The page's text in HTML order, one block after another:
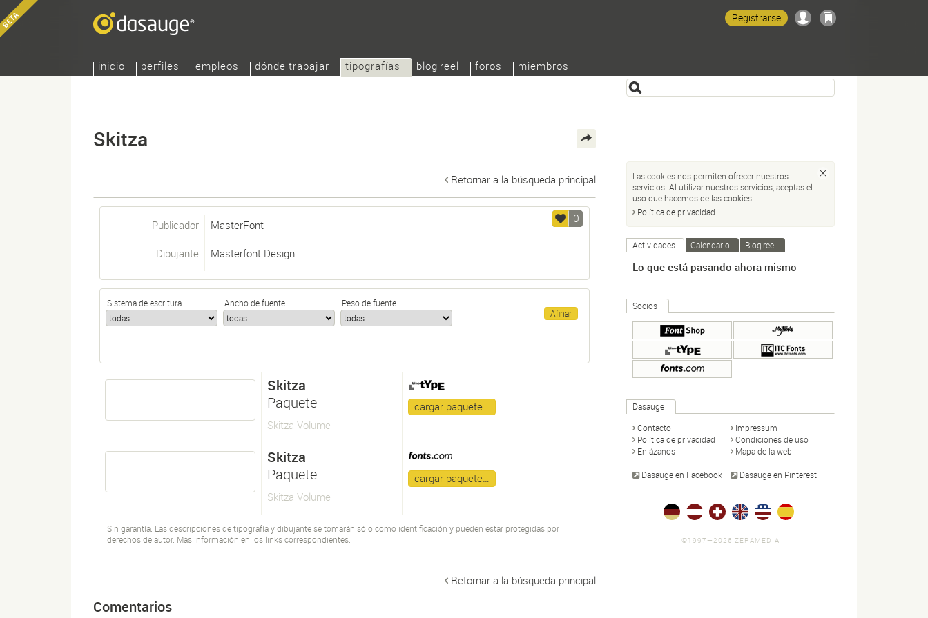
inicio perfiles empleos dónde trabajar tipografías blog reel foros miembros
Registrarse
Skitza
Retornar a la búsqueda principal
0
Publicador MasterFont
Dibujante Masterfont Design
Sistema de escritura Ancho de fuente Peso de fuente
Skitza
Paquete
Skitza Volume
cargar paquete…
Skitza
Paquete
Skitza Volume
cargar paquete…
Sin garantía. Las descripciones de tipografía y dibujante se tomarán sólo como identificación y pueden estar protegidas por
derechos de autor. Más información en los links correspondientes.
Retornar a la búsqueda principal
Comentarios
Las cookies nos permiten ofrecer nuestros
servicios. Al utilizar nuestros servicios, aceptas el
uso que hacemos de las cookies.
Política de privacidad
Actividades Calendario Blog reel
Lo que está pasando ahora mismo
Socios
Dasauge
Contacto
Impressum
Política de privacidad
Condiciones de uso
Enlázanos
Mapa de la web
Dasauge en Facebook Dasauge en Pinterest
©1997—2026 ZERAMEDIA